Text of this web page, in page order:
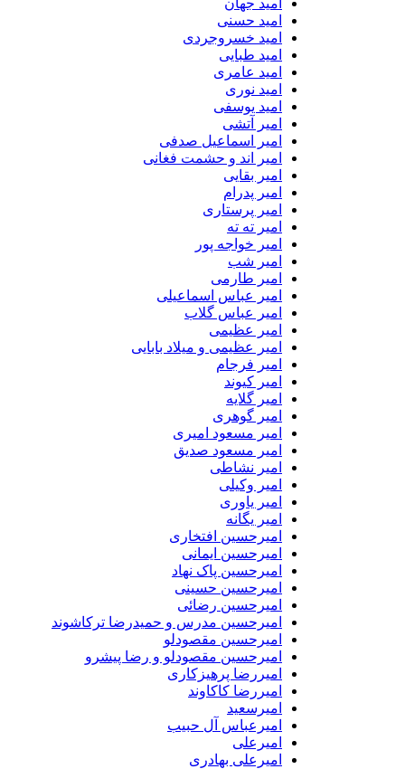
امید جهان
امید حسنی
امید خسروجردی
امید طبایی
امید عامری
امید نوری
امید یوسفی
امیر آتشی
امیر اسماعیل صدفی
امیر اند و حشمت فغانی
امیر بقایی
امیر پدرام
امیر پرستاری
امیر ته ته
امیر خواجه پور
امیر شب
امیر طارمی
امیر عباس اسماعیلی
امیر عباس گلاب
امیر عظیمی
امیر عظیمی و میلاد بابایی
امیر فرجام
امیر کیوند
امیر گلایه
امیر گوهری
امیر مسعود امیری
امیر مسعود صدیق
امیر نشاطی
امیر وکیلی
امیر یاوری
امیر یگانه
امیرحسین افتخاری
امیرحسین ایمانی
امیرحسین پاک نهاد
امیرحسین حسینی
امیرحسین رضائی
امیرحسین مدرس و حمیدرضا ترکاشوند
امیرحسین مقصودلو
امیرحسین مقصودلو و رضا پیشرو
امیررضا پرهیزکاری
امیررضا کاکاوند
امیرسعید
امیرعباس آل حبیب
امیرعلی
امیرعلی بهادری